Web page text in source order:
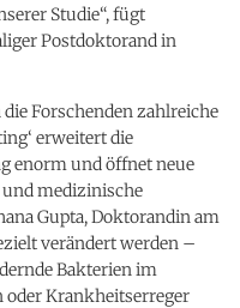
Studie“, fügt
Postdoktorand in
Forschenden zahlreiche
erweitert die
enorm und öffnet neue
medizinische
Gupta, Doktorandin am
verändert werden –
Bakterien im
Krankheitserreger